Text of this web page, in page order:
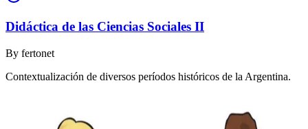
Didáctica de las Ciencias Sociales II
By fertonet
Contextualización de diversos períodos históricos de la Argentina.